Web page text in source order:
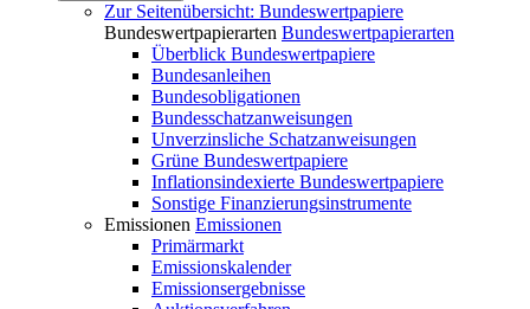
Zur Seitenübersicht: Bundeswertpapiere
Bundeswertpapierarten Bundeswertpapierarten
Überblick Bundeswertpapiere
Bundesanleihen
Bundesobligationen
Bundesschatzanweisungen
Unverzinsliche Schatzanweisungen
Grüne Bundeswertpapiere
Inflationsindexierte Bundeswertpapiere
Sonstige Finanzierungsinstrumente
Emissionen Emissionen
Primärmarkt
Emissionskalender
Emissionsergebnisse